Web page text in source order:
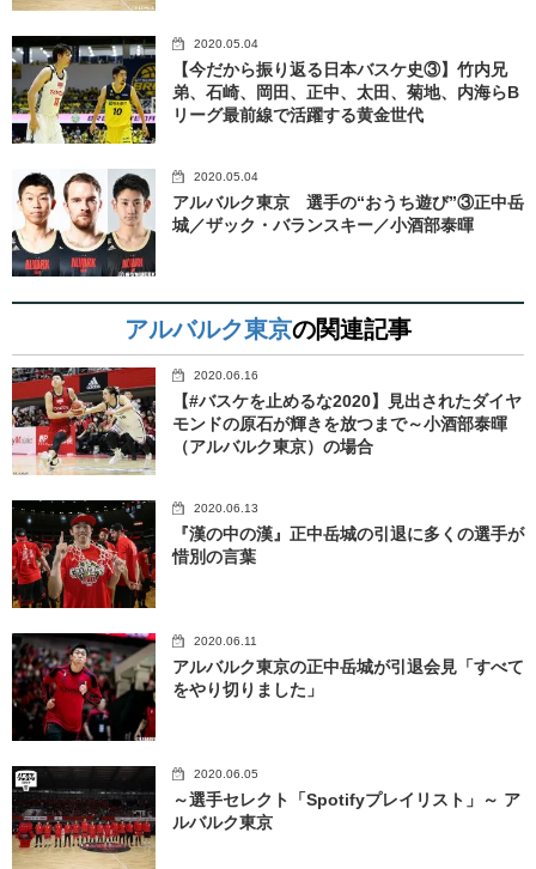
2020.05.04
【今だから振り返る日本バスケ史③】竹内兄
弟、石崎、岡田、正中、太田、菊地、内海らB
リーグ最前線で活躍する黄金世代
2020.05.04
アルバルク東京 選手の“おうち遊び”③正中岳
城／ザック・バランスキー／小酒部泰暉
アルバルク東京の関連記事
2020.06.16
【#バスケを止めるな2020】見出されたダイヤ
モンドの原石が輝きを放つまで～小酒部泰暉
（アルバルク東京）の場合
2020.06.13
『漢の中の漢』正中岳城の引退に多くの選手が
惜別の言葉
2020.06.11
アルバルク東京の正中岳城が引退会見「すべて
をやり切りました」
2020.06.05
～選手セレクト「Spotifyプレイリスト」～ ア
ルバルク東京